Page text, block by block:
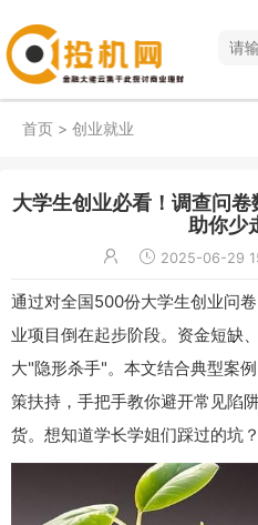
首页 > 创业就业
大学生创业必看！调查问
助你少
2025-06-29
通过对全国500份大学生创业问
业项目倒在起步阶段。资金短缺
大"隐形杀手"。本文结合典型案
策扶持，手把手教你避开常见陷
货。想知道学长学姐们踩过的坑